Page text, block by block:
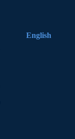
English